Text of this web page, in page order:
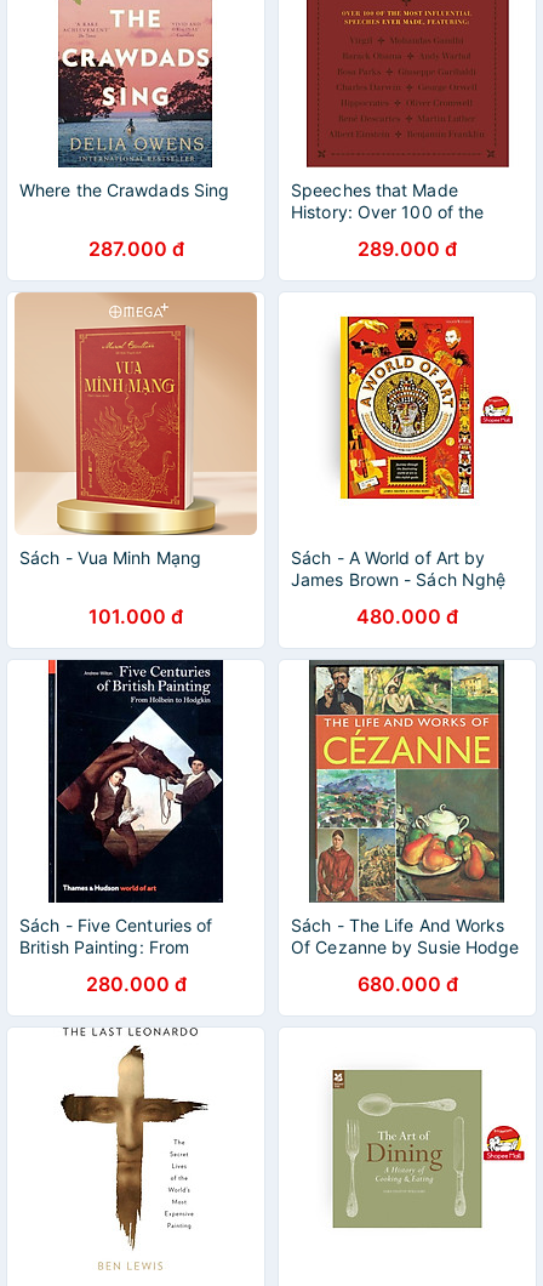
Where the Crawdads Sing
287.000 đ
Speeches that Made
History: Over 100 of the
ever made289.000 đ
Sách - Vua Minh Mạng
101.000 đ
Sách - A World of Art by
James Brown - Sách Nghệ
480.000 đ
Sách - Five Centuries of
British Painting: From
Andrew Wilton280.000 đ
Sách - The Life And Works
Of Cezanne by Susie Hodge
680.000 đ